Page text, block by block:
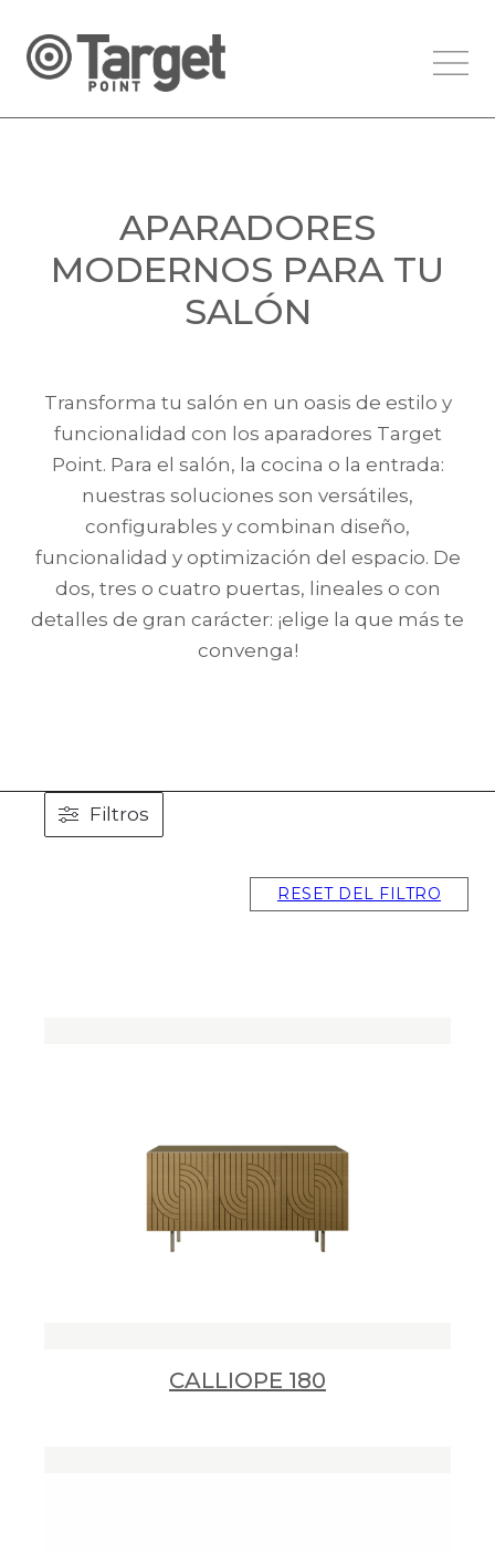
APARADORES
MODERNOS PARA TU
SALÓN
Transforma tu salón en un oasis de estilo y
funcionalidad con los aparadores Target
Point. Para el salón, la cocina o la entrada:
nuestras soluciones son versátiles,
configurables y combinan diseño,
funcionalidad y optimización del espacio. De
dos, tres o cuatro puertas, lineales o con
detalles de gran carácter: ¡elige la que más te
convenga!
Filtros
RESET DEL FILTRO
CALLIOPE 180